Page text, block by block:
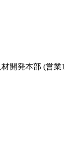
開発本部 (営業1